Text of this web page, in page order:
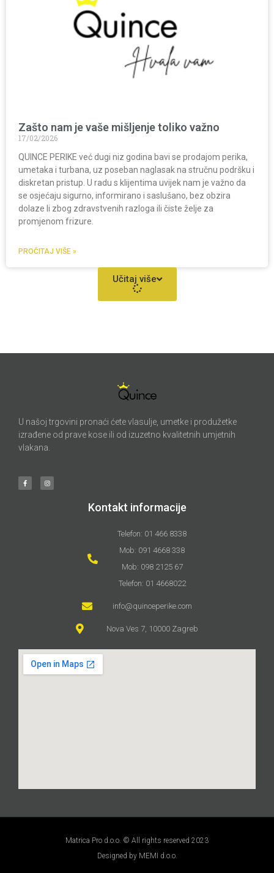
Zašto nam je vaše mišljenje toliko važno
17/02/2026
QUINCE PERIKE već dugi niz godina bavi se prodajom perika,
umetaka i turbana, uz poseban naglasak na stručnu podršku i
diskretan pristup. U radu s klijentima uvijek nam je važno da
se osjećaju sigurno, informirano i saslušano, bez obzira
dolaze li zbog zdravstvenih razloga ili čiste želje za
promjenom frizure.
PROČITAJ VIŠE »
Učitaj više
U našoj trgovini pronaći ćete vlasulje, umetke i produžetke
izrađene od prave kose ili od izuzetno kvalitetnih umjetnih
vlakana.
Kontakt informacije
Telefon: 01 466 8338
Mob: 091 4668 338
Mob: 098 2125 67
Telefon: 01 4668022
info@quinceperike.com
Nova Ves 7, 10000 Zagreb
Matrica Pro d.o.o. © All rights reserved 2023
Designed by MEMI d.o.o.